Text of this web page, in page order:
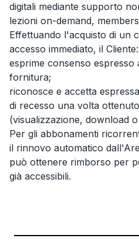
digitali mediante supporto
lezioni on-demand,
Effettuando l'acquisto di un
accesso immediato, il Cliente:
esprime consenso espresso
fornitura;
riconosce e accetta
di recesso una volta
(visualizzazione, download
Per gli abbonamenti
il rinnovo automatico
può ottenere rimborso per
già accessibili.